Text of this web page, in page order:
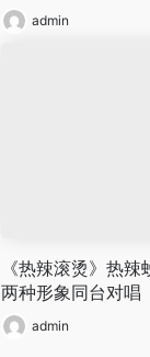
admin
《热辣滚烫》热
两种形象同台对唱
admin